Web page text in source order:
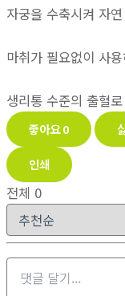
자궁을 수축시켜 자
마취가 필요없이 사
생리통 수준의 출혈
좋아요0
인쇄
전체 0